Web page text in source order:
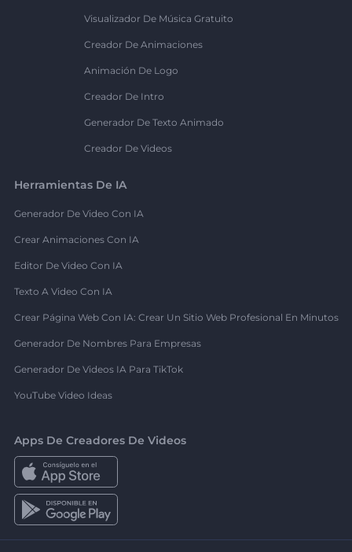
Visualizador De Música Gratuito
Creador De Animaciones
Animación De Logo
Creador De Intro
Generador De Texto Animado
Creador De Videos
Herramientas De IA
Generador De Video Con IA
Crear Animaciones Con IA
Editor De Video Con IA
Texto A Video Con IA
Crear Página Web Con IA: Crear Un Sitio Web Profesional En Minutos
Generador De Nombres Para Empresas
Generador De Videos IA Para TikTok
YouTube Video Ideas
Apps De Creadores De Videos